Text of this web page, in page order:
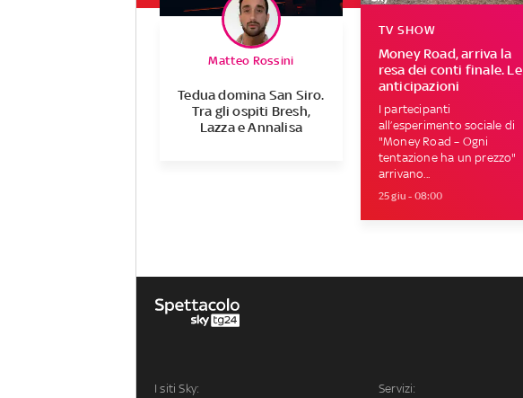
Tedua domina San Siro.
Tra gli ospiti Bresh,
Lazza e Annalisa
Matteo Rossini
Money Road, arriva la
resa dei conti finale. Le
anticipazioni
TV SHOW
I partecipanti
all’esperimento sociale di
"Money Road – Ogni
tentazione ha un prezzo"
arrivano...
25 giu - 08:00
I siti Sky: Servizi: